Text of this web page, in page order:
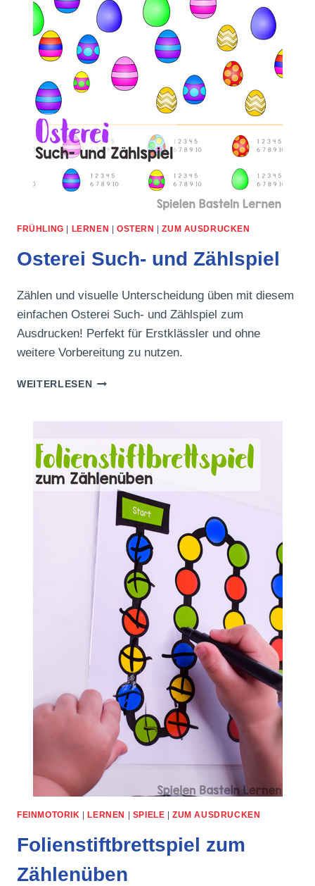
FRÜHLING LERNEN OSTERN |ZUM AUSDRUCKEN
Osterei Such- und Zählspiel
Zählen und visuelle Unterscheidung üben mit diesem
einfachen Osterei Such- und Zählspiel zum
Ausdrucken! Perfekt für Erstklässler und ohne
weitere Vorbereitung zu nutzen.
WEITERLESENOSTEREI
FEINMOTORIK |LERNEN | SPIELE |ZUM AUSDRUCKEN
Folienstiftbrettspiel zum
Zählenüben